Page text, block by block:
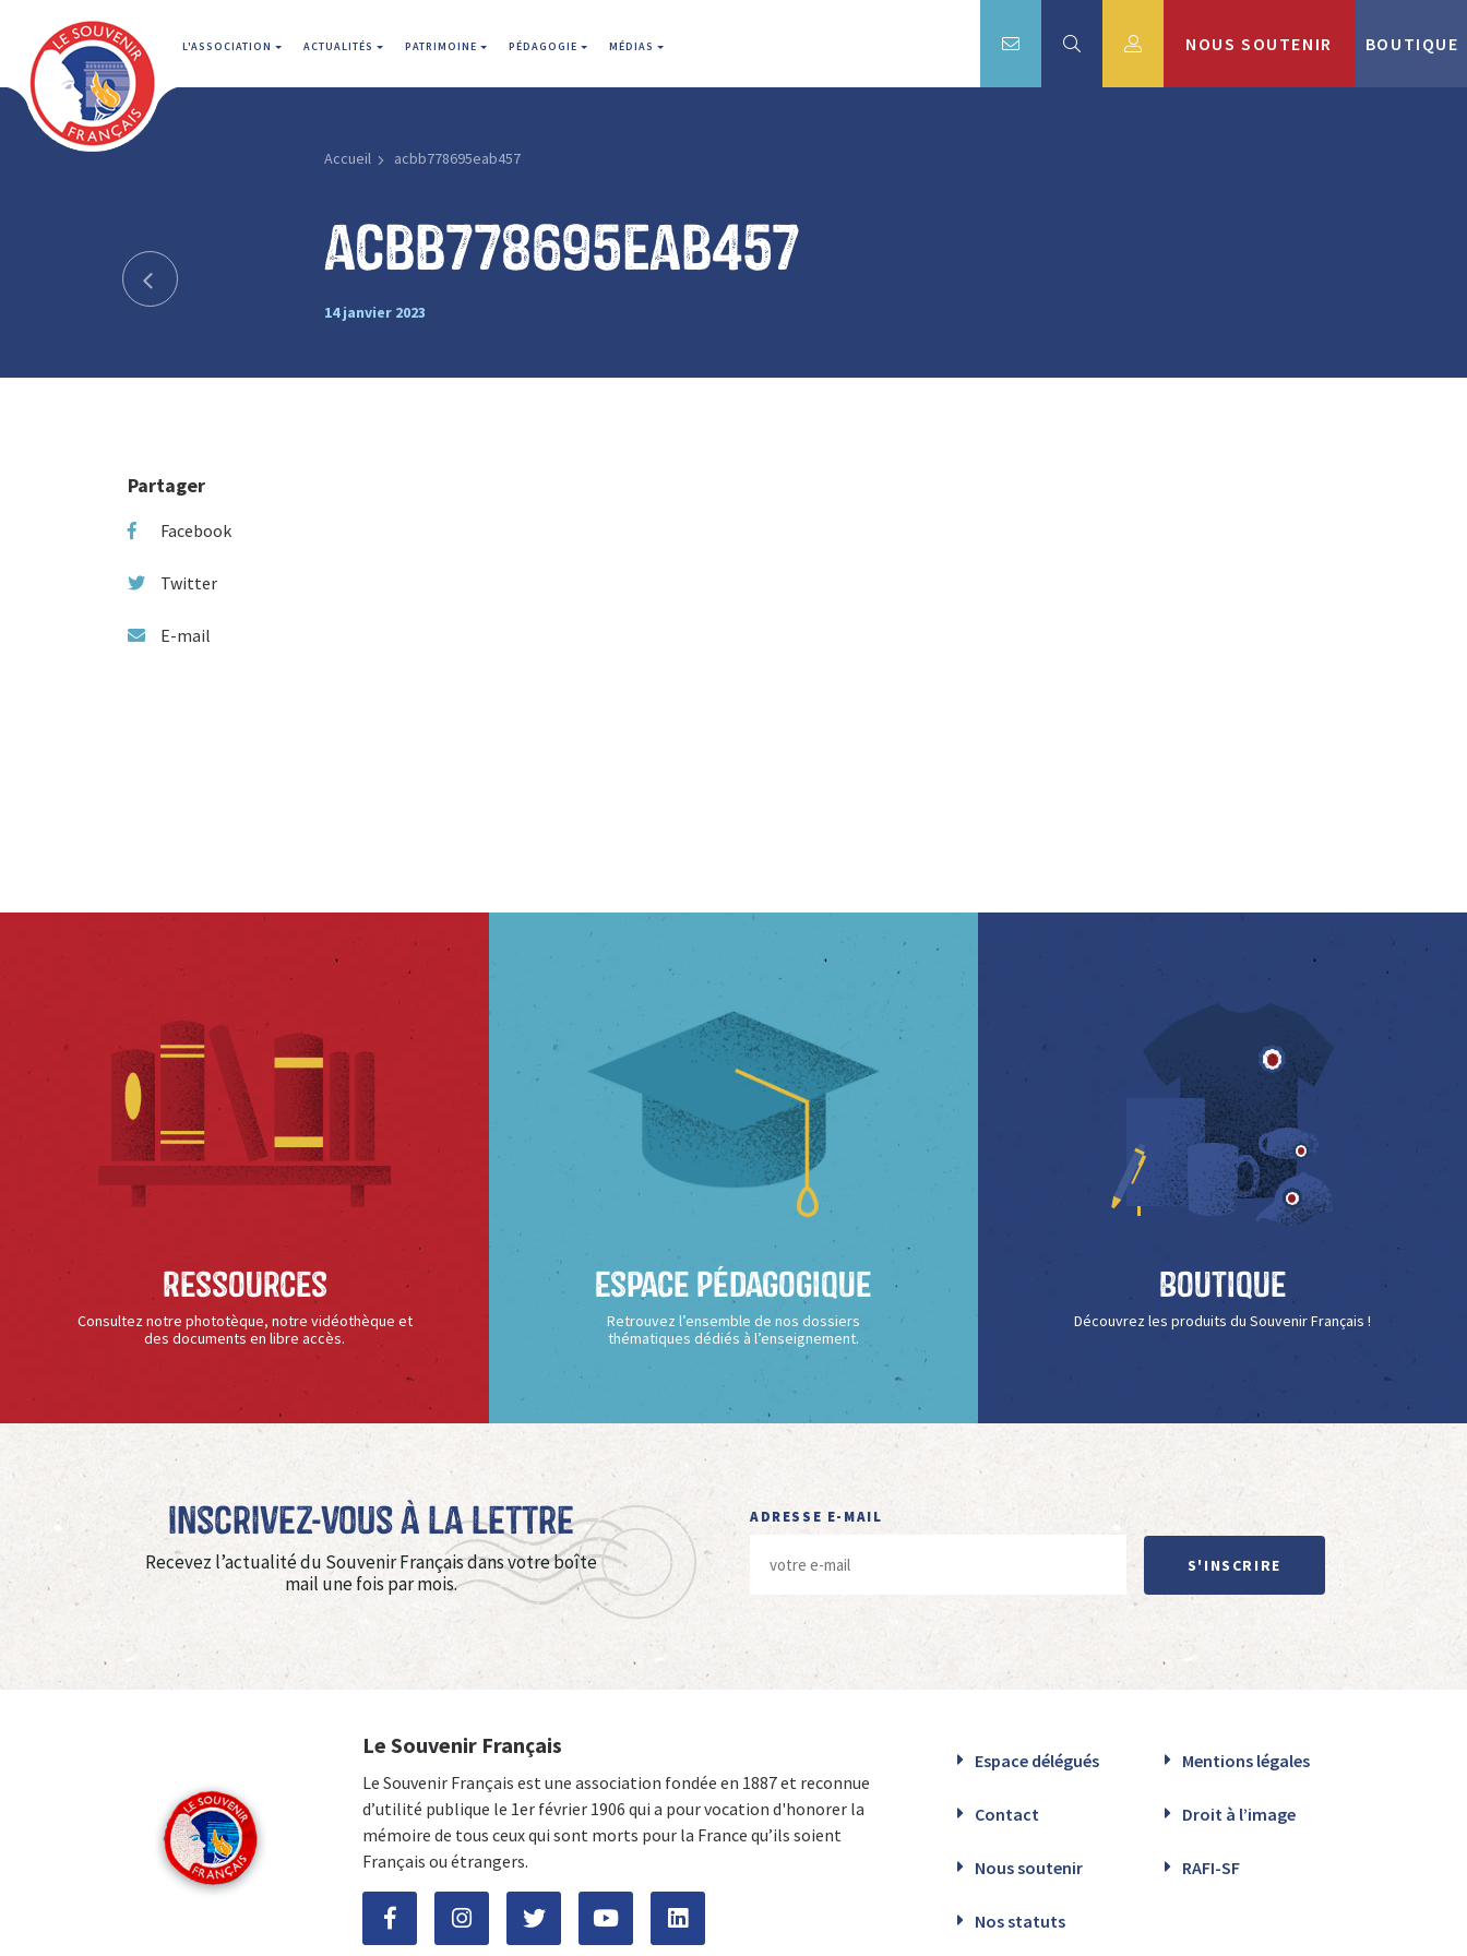
L'ASSOCIATION ACTUALITÉS PATRIMOINE PÉDAGOGIE MÉDIAS NOUS SOUTENIR BOUTIQUE
Accueil acbb778695eab457
acbb778695eab457
14 janvier 2023
Partager
Facebook
Twitter
E-mail
Ressources
Consultez notre phototèque, notre vidéothèque et
des documents en libre accès.
Espace Pédagogique
Retrouvez l’ensemble de nos dossiers
thématiques dédiés à l’enseignement.
Boutique
Découvrez les produits du Souvenir Français !
Inscrivez-vous à La Lettre
Recevez l’actualité du Souvenir Français dans votre boîte
mail une fois par mois.
ADRESSE E-MAIL
S'INSCRIRE
Le Souvenir Français
Le Souvenir Français est une association fondée en 1887 et reconnue
d’utilité publique le 1er février 1906 qui a pour vocation d'honorer la
mémoire de tous ceux qui sont morts pour la France qu’ils soient
Français ou étrangers.
Espace délégués Mentions légales
Contact Droit à l’image
Nous soutenir RAFI-SF
Nos statuts